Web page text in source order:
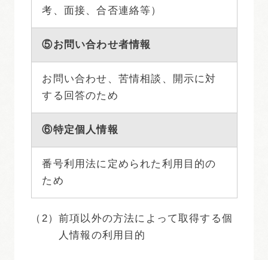
考、面接、合否連絡等）
⑤お問い合わせ者情報
お問い合わせ、苦情相談、開示に対
する回答のため
⑥特定個人情報
番号利用法に定められた利用目的の
ため
（2） 前項以外の方法によって取得する個
人情報の利用目的